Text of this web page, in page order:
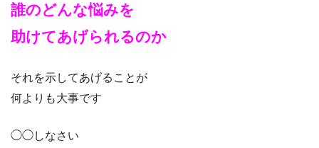
誰のどんな悩みを
助けてあげられるのか
それを示してあげることが
何よりも大事です
◯◯しなさい